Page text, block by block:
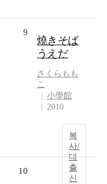
9
燒きそば
うえだ
さくら もも
こ
小學館
2010
복
사/
대
출
신
10